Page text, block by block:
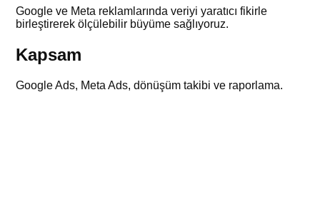
Google ve Meta reklamlarında veriyi yaratıcı fikirle
birleştirerek ölçülebilir büyüme sağlıyoruz.
Kapsam
Google Ads, Meta Ads, dönüşüm takibi ve raporlama.